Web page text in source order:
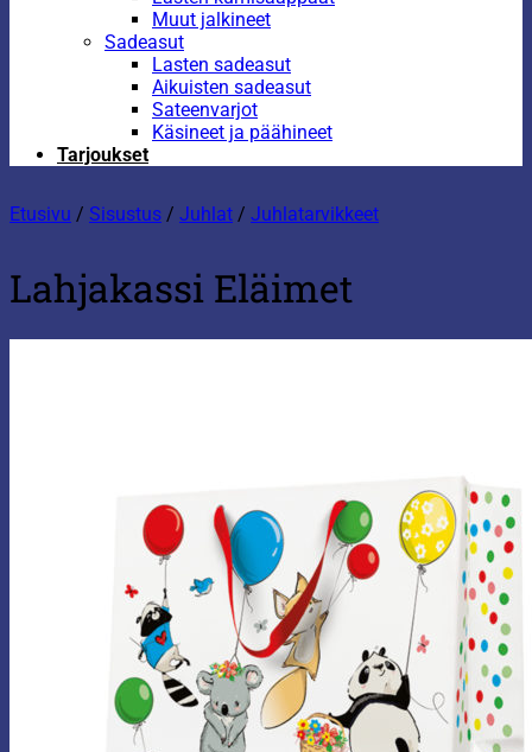
Muut jalkineet
Sadeasut
Lasten sadeasut
Aikuisten sadeasut
Sateenvarjot
Käsineet ja päähineet
Tarjoukset
Etusivu / Sisustus / Juhlat / Juhlatarvikkeet
Lahjakassi Eläimet